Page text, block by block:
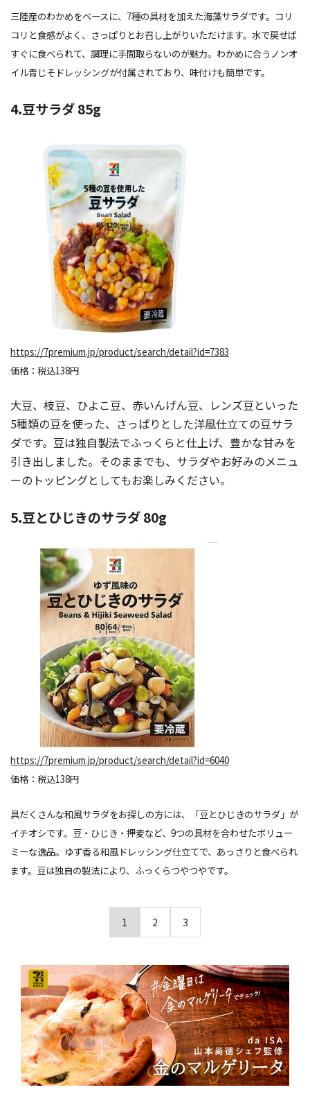
三陸産のわかめをベースに、7種の具材を加えた海藻サラダです。コリ
コリと食感がよく、さっぱりとお召し上がりいただけます。水で戻せば
すぐに食べられて、調理に手間取らないのが魅力。わかめに合うノンオ
イル青じそドレッシングが付属されており、味付けも簡単です。
4.豆サラダ 85g
https://7premium.jp/product/search/detail?id=7383
価格：税込138円
大豆、枝豆、ひよこ豆、赤いんげん豆、レンズ豆といった
5種類の豆を使った、さっぱりとした洋風仕立ての豆サラ
ダです。豆は独自製法でふっくらと仕上げ、豊かな甘みを
引き出しました。そのままでも、サラダやお好みのメニュ
ーのトッピングとしてもお楽しみください。
5.豆とひじきのサラダ 80g
https://7premium.jp/product/search/detail?id=6040
価格：税込138円
具だくさんな和風サラダをお探しの方には、「豆とひじきのサラダ」が
イチオシです。豆・ひじき・押麦など、9つの具材を合わせたボリュー
ミーな逸品。ゆず香る和風ドレッシング仕立てで、あっさりと食べられ
ます。豆は独自の製法により、ふっくらつやつやです。
1 2 3